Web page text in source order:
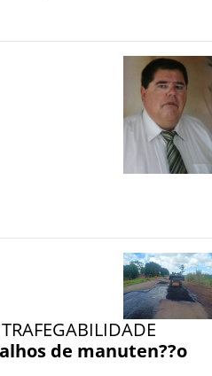
de manuten??o